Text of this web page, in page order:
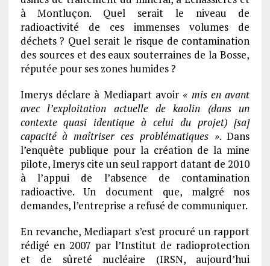
à Montluçon. Quel serait le niveau de
radioactivité de ces immenses volumes de
déchets ? Quel serait le risque de contamination
des sources et des eaux souterraines de la Bosse,
réputée pour ses zones humides ?
Imerys déclare à Mediapart avoir « mis en avant
avec l’exploitation actuelle de kaolin (dans un
contexte quasi identique à celui du projet) [sa]
capacité à maîtriser ces problématiques ». Dans
l’enquête publique pour la création de la mine
pilote, Imerys cite un seul rapport datant de 2010
à l’appui de l’absence de contamination
radioactive. Un document que, malgré nos
demandes, l’entreprise a refusé de communiquer.
En revanche, Mediapart s’est procuré un rapport
rédigé en 2007 par l’Institut de radioprotection
et de sûreté nucléaire (IRSN, aujourd’hui